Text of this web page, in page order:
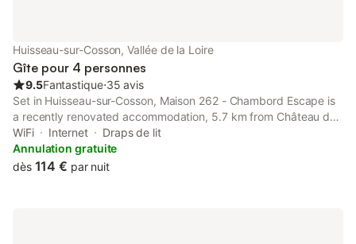
linge de toilettes ( 5€/ personne ). POSSIBILITE DE GITE DE
GROUPE de 8 à 14 personnes en privatisant tout
Huisseau-sur-Cosson, Vallée de la Loire
Gîte pour 4 personnes
9.5Fantastique⋅35 avis
Set in Huisseau-sur-Cosson, Maison 262 - Chambord Escape is
a recently renovated accommodation, 5.7 km from Château de
Chambord and 7.7 km from Chateau de Villesavin. Both free WiFi
and parking on-site are available at the apartment free of
charge.
WiFi Internet
Draps de lit
Annulation gratuite
dès 114 € par nuit